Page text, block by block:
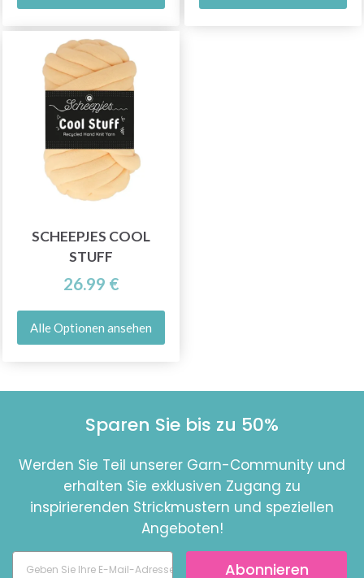
SCHEEPJES COOL
STUFF
26.99 €
Alle Optionen ansehen
Sparen Sie bis zu 50%
Werden Sie Teil unserer Garn-Community und
erhalten Sie exklusiven Zugang zu
inspirierenden Strickmustern und speziellen
Angeboten!
Abonnieren